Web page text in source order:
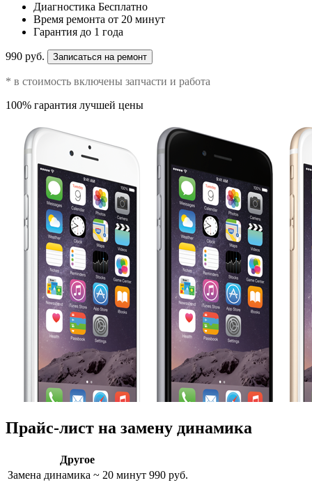
Диагностика Бесплатно
Время ремонта от 20 минут
Гарантия до 1 года
990 руб. Записаться на ремонт
* в стоимость включены запчасти и работа
100% гарантия лучшей цены
Прайс-лист на замену динамика
Другое
Замена динамика ~ 20 минут 990 руб.